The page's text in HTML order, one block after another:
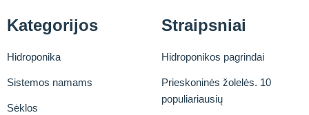
Kategorijos
Hidroponika
Sistemos namams
Sėklos
Straipsniai
Hidroponikos pagrindai
Prieskoninės žolelės. 10
populiariausių